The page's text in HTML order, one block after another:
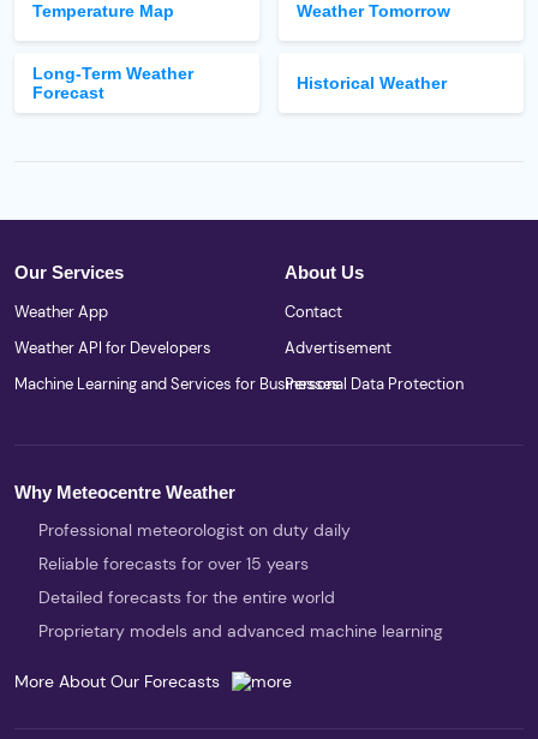
Temperature Map
Long-Term Weather
Forecast
Weather Tomorrow
Historical Weather
Our Services
Weather App
Weather API for Developers
Machine Learning and Services for Businesses
About Us
Contact
Advertisement
Personal Data Protection
Why Meteocentre Weather
Professional meteorologist on duty daily
Reliable forecasts for over 15 years
Detailed forecasts for the entire world
Proprietary models and advanced machine learning
More About Our Forecasts